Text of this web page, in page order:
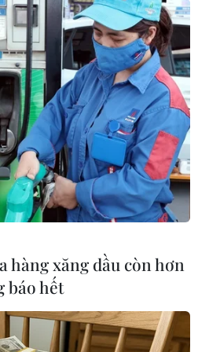
ngân hàng
#đấu thầu
hàng xăng dầu còn hơn
báo hết